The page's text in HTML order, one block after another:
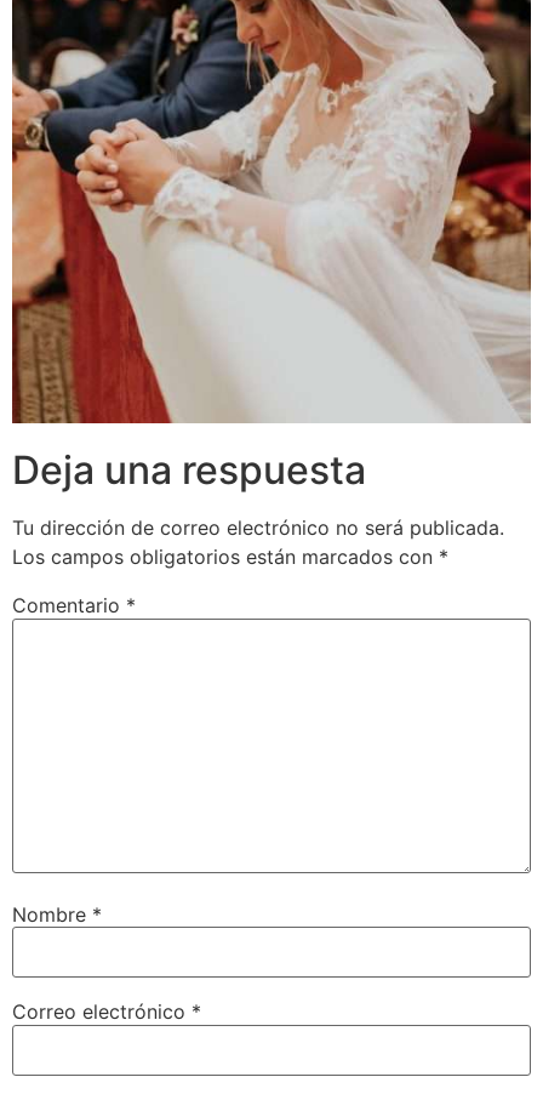
Deja una respuesta
Tu dirección de correo electrónico no será publicada.
Los campos obligatorios están marcados con *
Comentario *
Nombre *
Correo electrónico *